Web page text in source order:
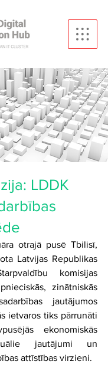
LDDK
otrajā pusē Tbilisī,
Latvijas Republikas
komisijas
zinātniskās
jautājumos
ietvaros tiks pārrunāti
ekonomiskās
jautājumi un
attīstības virzieni.